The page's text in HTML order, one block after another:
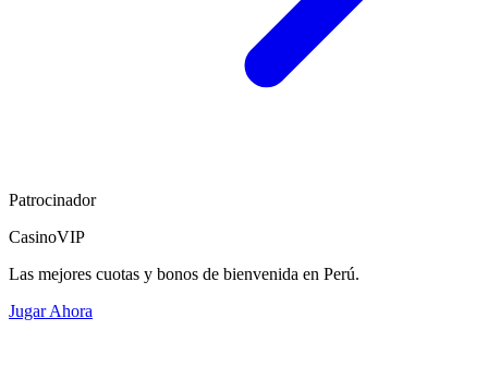
Patrocinador
CasinoVIP
Las mejores cuotas y bonos de bienvenida en Perú.
Jugar Ahora